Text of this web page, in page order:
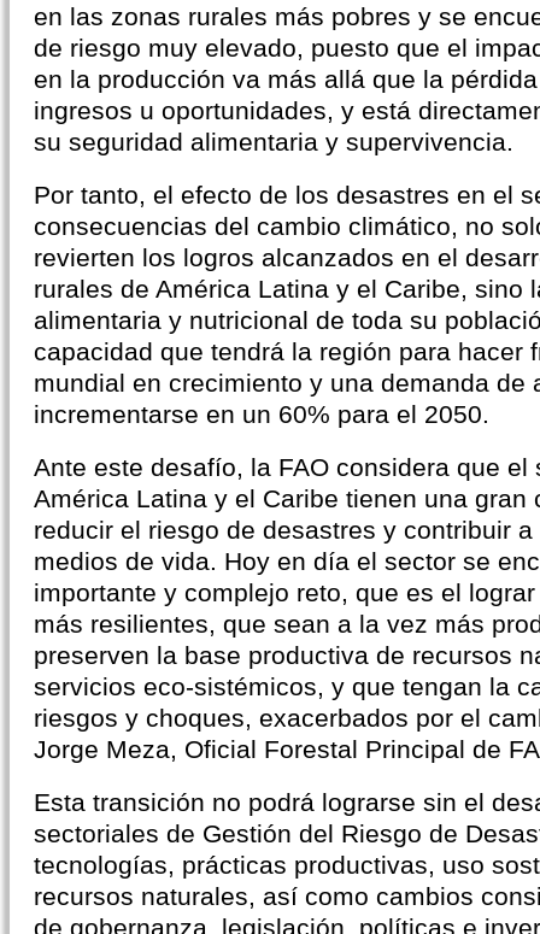
en las zonas rurales más pobres y se
de riesgo muy elevado, puesto que el
en la producción va más allá que la
ingresos u oportunidades, y está
su seguridad alimentaria y supervivencia.
Por tanto, el efecto de los desastres en el
consecuencias del cambio climático, no
revierten los logros alcanzados en el
rurales de América Latina y el Caribe, sino
alimentaria y nutricional de toda su
capacidad que tendrá la región para hacer
mundial en crecimiento y una demanda de
incrementarse en un 60% para el 2050.
Ante este desafío, la FAO considera que el
América Latina y el Caribe tienen una gran
reducir el riesgo de desastres y contribuir
medios de vida. Hoy en día el sector se
importante y complejo reto, que es el
más resilientes, que sean a la vez más
preserven la base productiva de recursos
servicios eco-sistémicos, y que tengan la
riesgos y choques, exacerbados por el
Jorge Meza, Oficial Forestal Principal de
Esta transición no podrá lograrse sin el
sectoriales de Gestión del Riesgo de
tecnologías, prácticas productivas, uso
recursos naturales, así como cambios
de gobernanza, legislación, políticas e